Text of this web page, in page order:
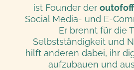
ist Founder der
Social Media- und E-
Er brennt für die
Selbstständigkeit und
hilft anderen dabei, ihr
aufzubauen und